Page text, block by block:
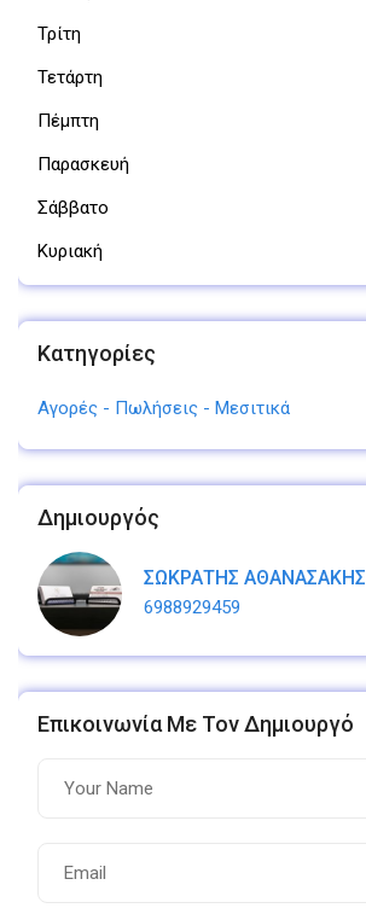
Τρίτη
Τετάρτη
Πέμπτη
Παρασκευή
Σάββατο
Κυριακή
Κατηγορίες
Αγορές - Πωλήσεις - Μεσιτικά
Δημιουργός
ΣΩΚΡΑΤΗΣ ΑΘΑΝΑΣΑΚΗΣ
6988929459
Επικοινωνία Με Τον Δημιουργό